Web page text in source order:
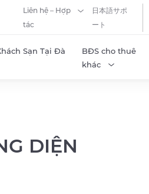
Liên hệ – Hợp
tác
日本語サポ
ート
Sạn Tại Đà
BĐS cho thuê
khác
DIỆN